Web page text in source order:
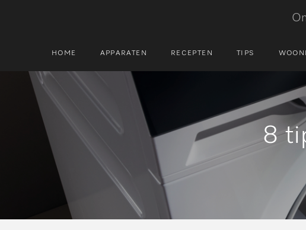
HOME APPARATEN RECEPTEN TIPS
8